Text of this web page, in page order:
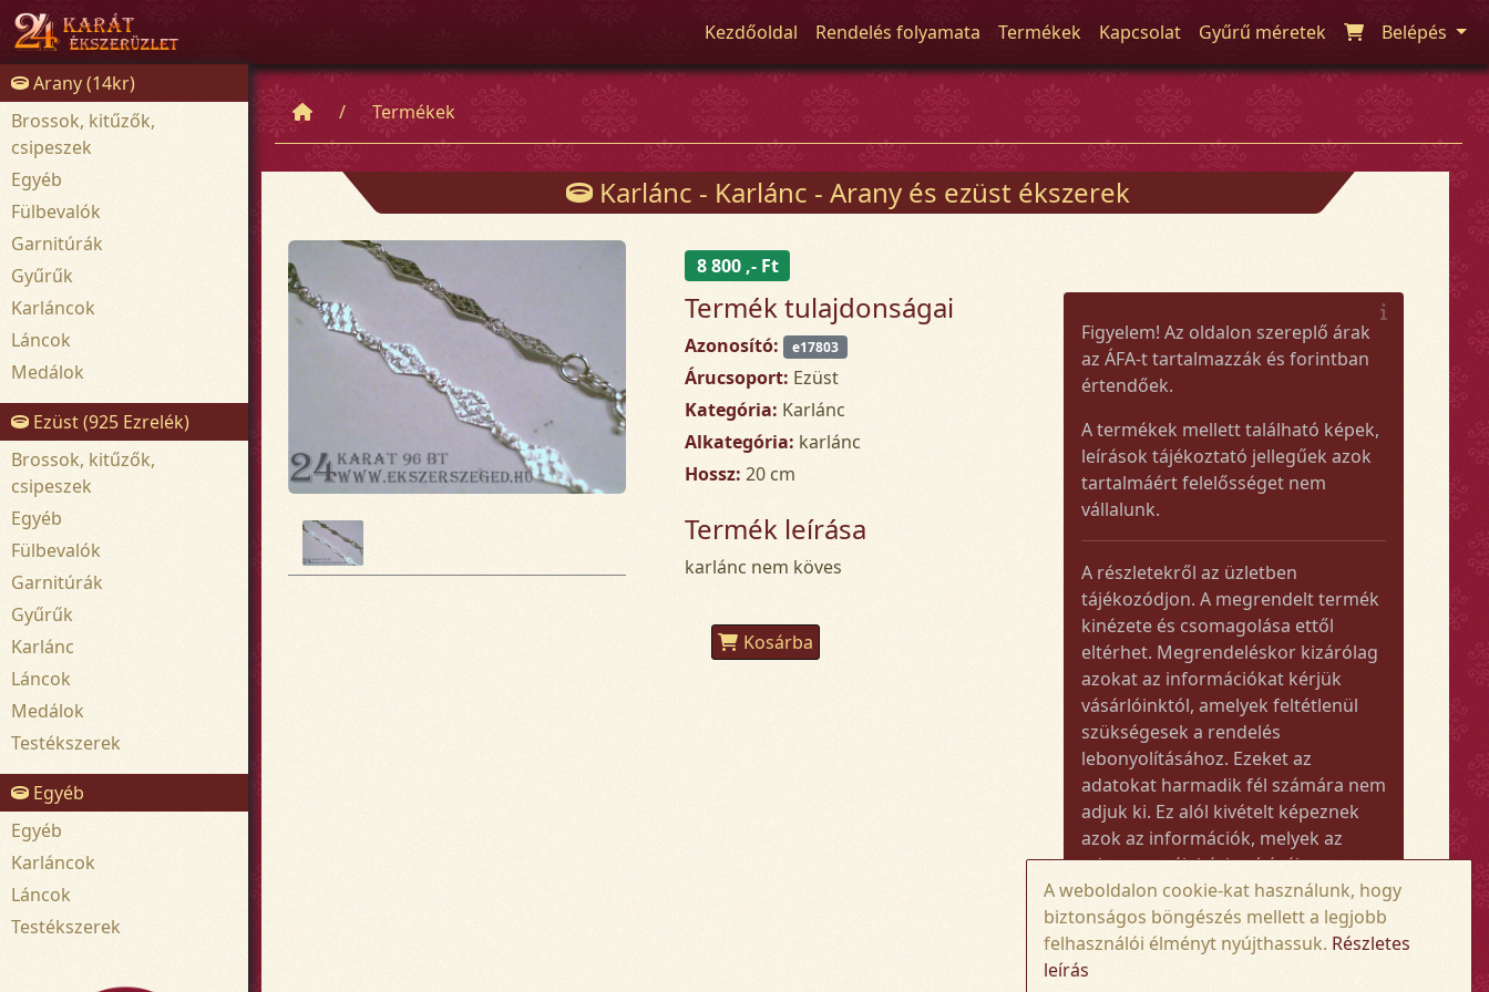
Kezdőoldal Rendelés folyamata Termékek Kapcsolat Gyűrű méretek Belépés
Arany (14kr)
Brossok, kitűzők,
csipeszek
Egyéb
Fülbevalók
Garnitúrák
Gyűrűk
Karláncok
Láncok
Medálok
Ezüst (925 Ezrelék)
Brossok, kitűzők,
csipeszek
Egyéb
Fülbevalók
Garnitúrák
Gyűrűk
Karlánc
Láncok
Medálok
Testékszerek
Egyéb
Egyéb
Karláncok
Láncok
Testékszerek
Termékek
Karlánc - Karlánc - Arany és ezüst ékszerek
8 800 ,- Ft
Termék tulajdonságai
Azonosító: e17803
Árucsoport: Ezüst
Kategória: Karlánc
Alkategória: karlánc
Hossz: 20 cm
Termék leírása
karlánc nem köves
Kosárba
Figyelem! Az oldalon szereplő árak
az ÁFA-t tartalmazzák és forintban
értendőek.
A termékek mellett található képek,
leírások tájékoztató jellegűek azok
tartalmáért felelősséget nem
vállalunk.
A részletekről az üzletben
tájékozódjon. A megrendelt termék
kinézete és csomagolása ettől
eltérhet. Megrendeléskor kizárólag
azokat az információkat kérjük
vásárlóinktól, amelyek feltétlenül
szükségesek a rendelés
lebonyolításához. Ezeket az
adatokat harmadik fél számára nem
adjuk ki. Ez alól kivételt képeznek
azok az információk, melyek az
adott termék kézbesítéséhez vagy
kiszállításához szükségesek.
Amennyiben a megrendelt termék
összege meghaladja az 50.000 Ft-ot,
A weboldalon cookie-kat használunk, hogy
biztonságos böngészés mellett a legjobb
felhasználói élményt nyújthassuk. Részletes
leírás